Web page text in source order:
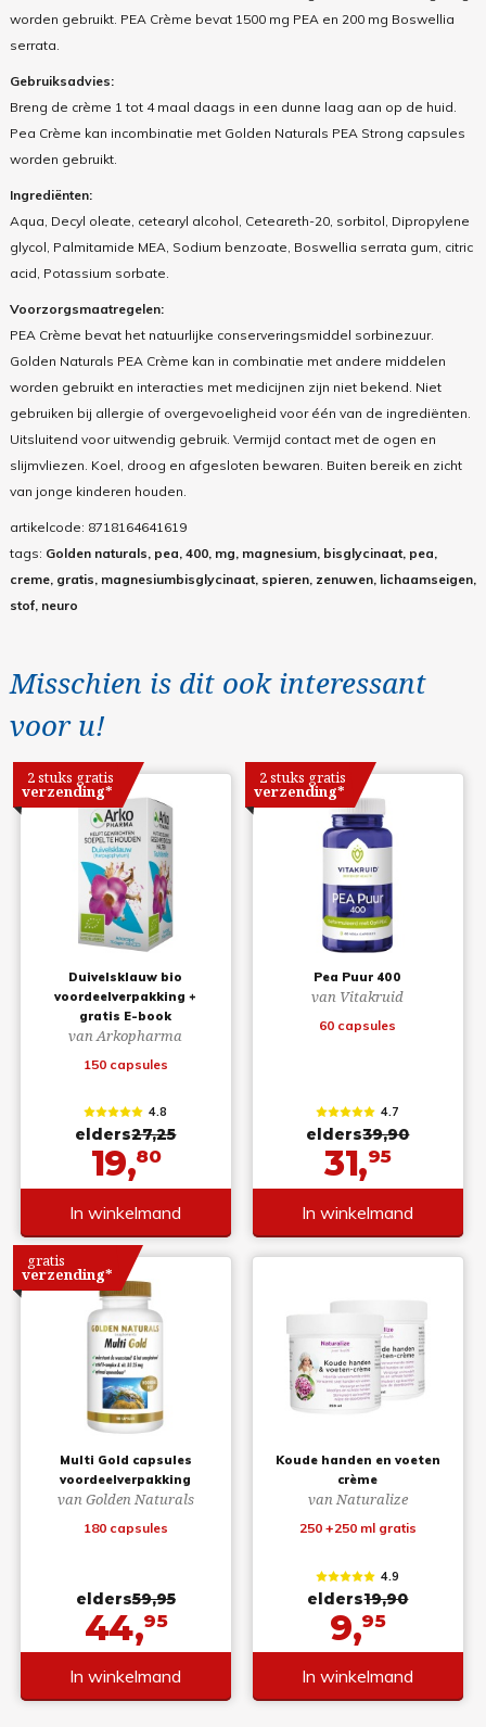
worden gebruikt. PEA Crème bevat 1500 mg PEA en 200 mg Boswellia
serrata.
Gebruiksadvies:
Breng de crème 1 tot 4 maal daags in een dunne laag aan op de huid.
Pea Crème kan incombinatie met Golden Naturals PEA Strong capsules
worden gebruikt.
Ingrediënten:
Aqua, Decyl oleate, cetearyl alcohol, Ceteareth-20, sorbitol, Dipropylene
glycol, Palmitamide MEA, Sodium benzoate, Boswellia serrata gum, citric
acid, Potassium sorbate.
Voorzorgsmaatregelen:
PEA Crème bevat het natuurlijke conserveringsmiddel sorbinezuur.
Golden Naturals PEA Crème kan in combinatie met andere middelen
worden gebruikt en interacties met medicijnen zijn niet bekend. Niet
gebruiken bij allergie of overgevoeligheid voor één van de ingrediënten.
Uitsluitend voor uitwendig gebruik. Vermijd contact met de ogen en
slijmvliezen. Koel, droog en afgesloten bewaren. Buiten bereik en zicht
van jonge kinderen houden.
artikelcode: 8718164641619
tags: Golden naturals, pea, 400, mg, magnesium, bisglycinaat, pea,
creme, gratis, magnesiumbisglycinaat, spieren, zenuwen, lichaamseigen,
stof, neuro
Misschien is dit ook interessant
voor u!
Duivelsklauw bio
voordeelverpakking +
gratis E-book
van Arkopharma
150 capsules
2 stuks gratis
verzending*
4.8
elders27,25
19,80
In winkelmand
Pea Puur 400
van Vitakruid
60 capsules
2 stuks gratis
verzending*
4.7
elders39,90
31,95
In winkelmand
Multi Gold capsules
voordeelverpakking
van Golden Naturals
180 capsules
gratis
verzending*
elders59,95
44,95
In winkelmand
Koude handen en voeten
crème
van Naturalize
250 +250 ml gratis
4.9
elders19,90
9,95
In winkelmand